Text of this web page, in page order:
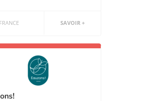
FRANCE SAVOIR +